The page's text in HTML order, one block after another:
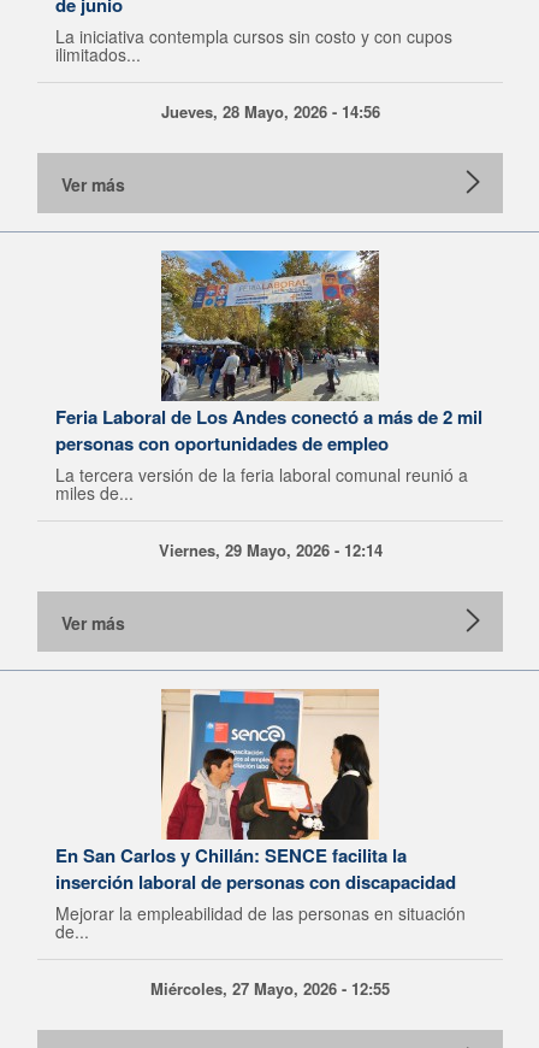
La iniciativa contempla cursos sin costo y con cupos
ilimitados...
Jueves, 28 Mayo, 2026 - 14:56
Ver más
Feria Laboral de Los Andes conectó a más de 2 mil
personas con oportunidades de empleo
La tercera versión de la feria laboral comunal reunió a
miles de...
Viernes, 29 Mayo, 2026 - 12:14
Ver más
En San Carlos y Chillán: SENCE facilita la
inserción laboral de personas con discapacidad
Mejorar la empleabilidad de las personas en situación
de...
Miércoles, 27 Mayo, 2026 - 12:55